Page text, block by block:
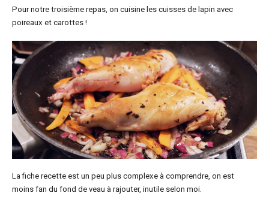
Pour notre troisième repas, on cuisine les cuisses de lapin avec
poireaux et carottes !
La fiche recette est un peu plus complexe à comprendre, on est
moins fan du fond de veau à rajouter, inutile selon moi.